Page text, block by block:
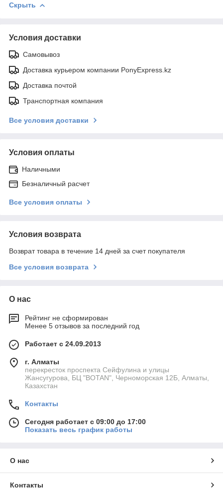
Скрыть
Условия доставки
Самовывоз
Доставка курьером компании PonyExpress.kz
Доставка почтой
Транспортная компания
Все условия доставки
Условия оплаты
Наличными
Безналичный расчет
Все условия оплаты
Условия возврата
Возврат товара в течение 14 дней за счет покупателя
Все условия возврата
О нас
Рейтинг не сформирован
Менее 5 отзывов за последний год
Работает с 24.09.2013
г. Алматы
перекресток проспекта Сейфулина и улицы
Жансугурова, БЦ "BOTAN", Черноморская 12Б, Алматы,
Казахстан
Контакты
Сегодня работает с 09:00 до 17:00
Показать весь график работы
О нас
Контакты